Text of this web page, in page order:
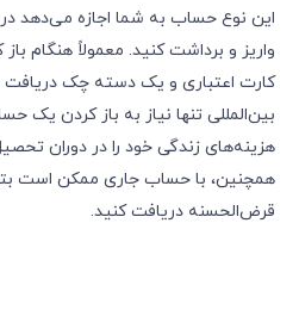
این نوع حساب به شما اجازه می‌دهد
واریز و برداشت کنید. معمولاً هنگام
کارت اعتباری و یک دسته چک دریافت
بین‌المللی تنها نیاز به باز کردن یک
هزینه‌های زندگی خود را در دوران
همچنین، با حساب جاری ممکن است
قرض‌الحسنه دریافت کنید.